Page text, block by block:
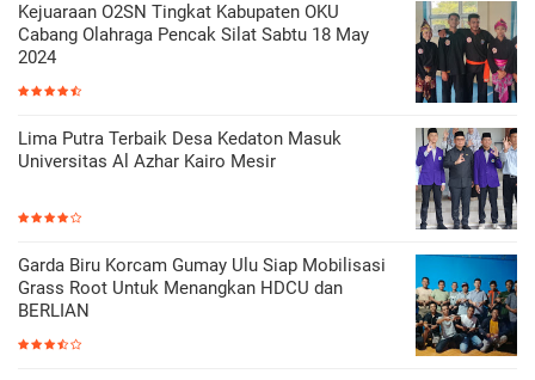
Kejuaraan O2SN Tingkat Kabupaten OKU
Cabang Olahraga Pencak Silat Sabtu 18 May
2024
Lima Putra Terbaik Desa Kedaton Masuk
Universitas Al Azhar Kairo Mesir
Garda Biru Korcam Gumay Ulu Siap Mobilisasi
Grass Root Untuk Menangkan HDCU dan
BERLIAN